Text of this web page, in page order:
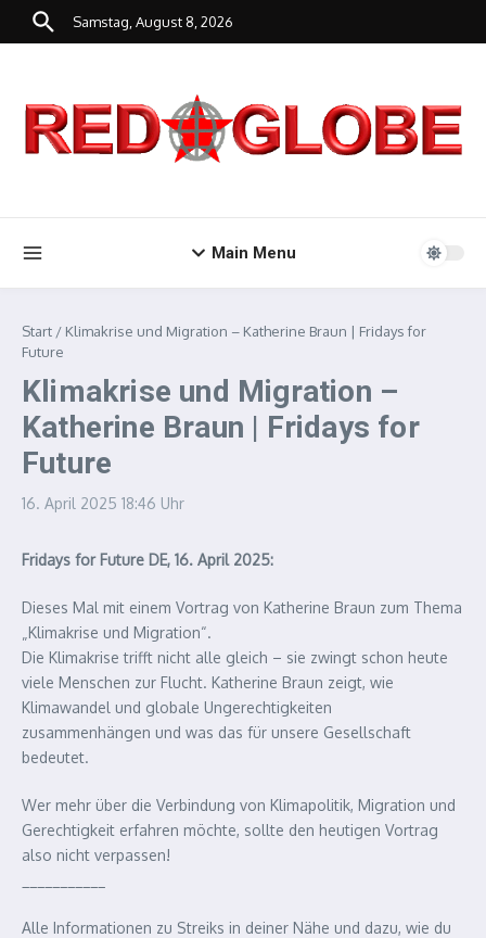
Zum Inhalt springen
Samstag, August 8, 2026
Main Menu
Start / Klimakrise und Migration – Katherine Braun | Fridays for
Future
Klimakrise und Migration –
Katherine Braun | Fridays for
Future
16. April 2025 18:46 Uhr
Fridays for Future DE, 16. April 2025:
Dieses Mal mit einem Vortrag von Katherine Braun zum Thema
„Klimakrise und Migration“.
Die Klimakrise trifft nicht alle gleich – sie zwingt schon heute
viele Menschen zur Flucht. Katherine Braun zeigt, wie
Klimawandel und globale Ungerechtigkeiten
zusammenhängen und was das für unsere Gesellschaft
bedeutet.
Wer mehr über die Verbindung von Klimapolitik, Migration und
Gerechtigkeit erfahren möchte, sollte den heutigen Vortrag
also nicht verpassen!
Alle Informationen zu Streiks in deiner Nähe und dazu, wie du